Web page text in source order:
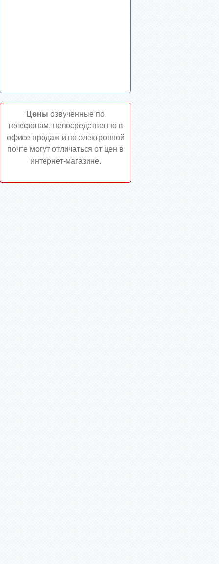
Цены озвученные по
телефонам, непосредственно в
офисе продаж и по электронной
почте могут отличаться от цен в
интернет-магазине.